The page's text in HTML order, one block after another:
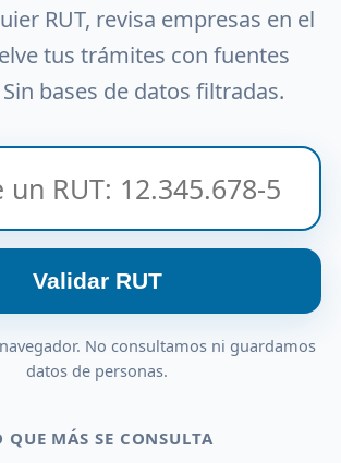
RUT, revisa empresas en el
tus trámites con fuentes
bases de datos filtradas.
Validar RUT
No consultamos ni guardamos
datos de personas.
QUE MÁS SE CONSULTA